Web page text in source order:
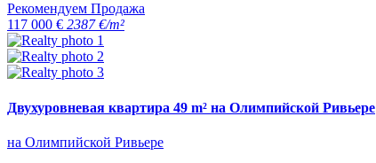
Рекомендуем Продажа
117 000 € 2387 €/m²
Двухуровневая квартира 49 m² на Олимпийской Ривьере
на Олимпийской Ривьере